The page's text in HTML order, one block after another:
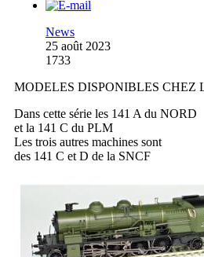
News
25 août 2023
1733
MODELES DISPONIBLES CHEZ
Dans cette série les 141 A du NORD
et la 141 C du PLM
Les trois autres machines sont
des 141 C et D de la SNCF